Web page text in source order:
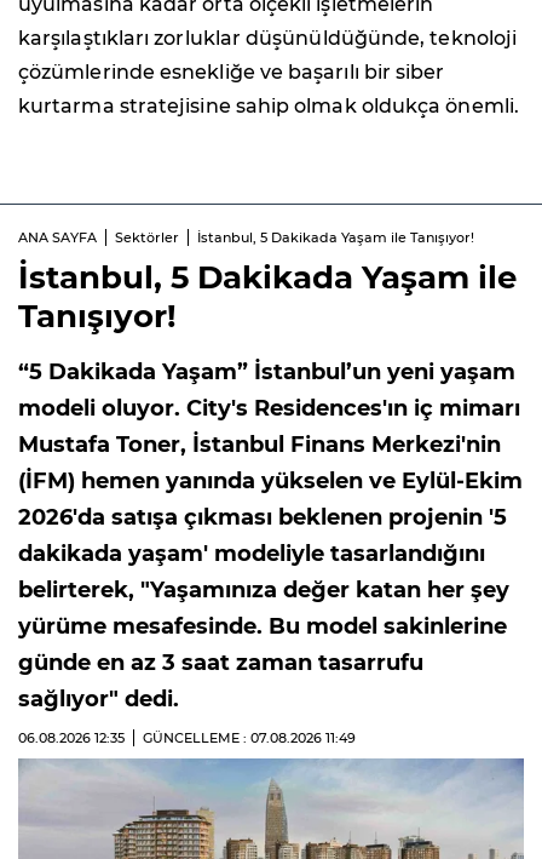
karşılaştıkları zorluklar düşünüldüğünde, teknoloji
çözümlerinde esnekliğe ve başarılı bir siber
kurtarma stratejisine sahip olmak oldukça önemli.
ANA SAYFA Sektörler İstanbul, 5 Dakikada Yaşam ile Tanışıyor!
İstanbul, 5 Dakikada Yaşam ile
Tanışıyor!
“5 Dakikada Yaşam” İstanbul’un yeni yaşam
modeli oluyor. City's Residences'ın iç mimarı
Mustafa Toner, İstanbul Finans Merkezi'nin
(İFM) hemen yanında yükselen ve Eylül-Ekim
2026'da satışa çıkması beklenen projenin '5
dakikada yaşam' modeliyle tasarlandığını
belirterek, "Yaşamınıza değer katan her şey
yürüme mesafesinde. Bu model sakinlerine
günde en az 3 saat zaman tasarrufu
sağlıyor" dedi.
06.08.2026 12:35 GÜNCELLEME : 07.08.2026 11:49